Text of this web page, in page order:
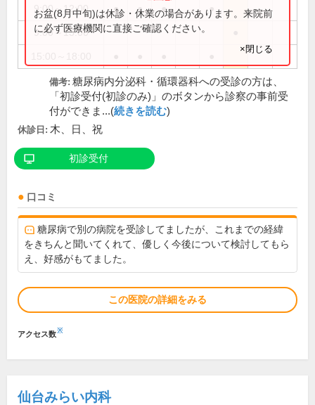
9:00～12:00 ● ● ● ●
9:00～13:00
お盆(8月中旬)は休診・休業の場合があります。来院前
に必ず医療機関に直接ご確認ください。
×閉じる
備考: 糖尿病内分泌科・循環器科への受診の方は、
「初診受付(初診のみ)」のボタンから診察の事前受
付ができま...(続きを読む)
休診日: 木、日、祝
初診受付
口コミ
糖尿病で別の病院を受診してましたが、これまでの経緯
をきちんと聞いてくれて、優しく今後について検討してもら
え、好感がもてました。
この医院の詳細をみる
アクセス数※
仙台みらい内科